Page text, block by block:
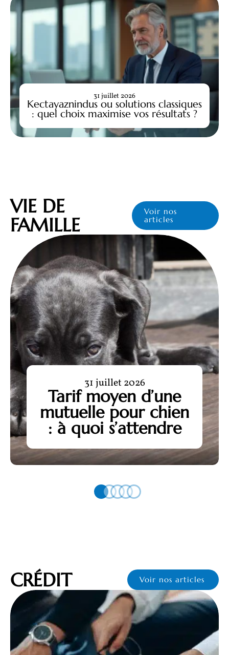
Kectayaznindus ou solutions classiques
: quel choix maximise vos résultats ?
31 juillet 2026
VIE DE
FAMILLE
Voir nos
articles
Tarif moyen d’une
mutuelle pour chien
: à quoi s’attendre
31 juillet 2026
CRÉDIT Voir nos articles